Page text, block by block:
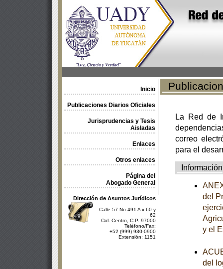
Inicio
Publicaciones Diarios Oficiales
Jurisprudencias y Tesis
Aisladas
Enlaces
Otros enlaces
Página del
Abogado General
Dirección de Asuntos Jurídicos
Calle 57 No 491 A x 60 y
62
Col. Centro, C.P. 97000
Teléfono/Fax:
+52 (999) 930-0900
Extensión: 1151
La Red de
correo
para el
Información
del
y el
del